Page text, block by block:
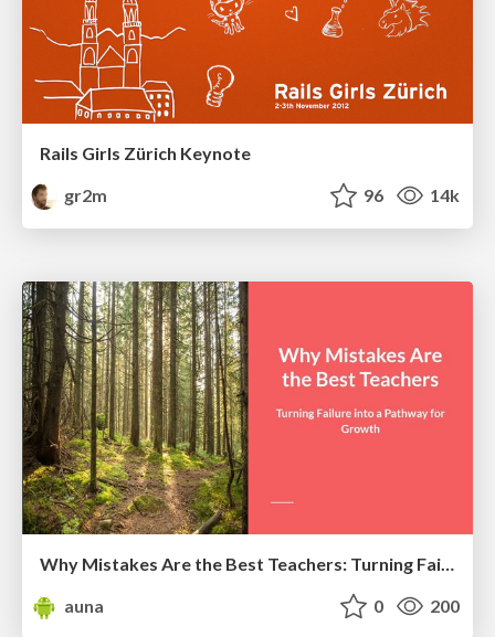
Rails Girls Zürich Keynote
gr2m
96 14k
Why Mistakes Are the Best Teachers: Turning Failure into a Pathway for Growth
auna
0 200